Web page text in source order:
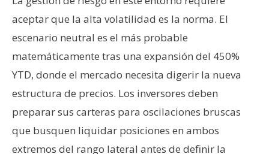
aceptar que la alta volatilidad es la norma. El
escenario neutral es el más probable
matemáticamente tras una expansión del 450%
YTD, donde el mercado necesita digerir la nueva
estructura de precios. Los inversores deben
preparar sus carteras para oscilaciones bruscas
que busquen liquidar posiciones en ambos
extremos del rango lateral antes de definir la